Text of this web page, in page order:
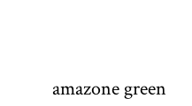
amazone green